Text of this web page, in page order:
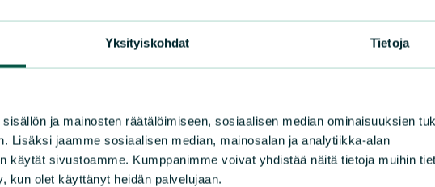
Yksityiskohdat Tietoja
ja mainosten räätälöimiseen, sosiaalisen median ominaisuuksien
Lisäksi jaamme sosiaalisen median, mainosalan ja analytiikka-alan
käytät sivustoamme. Kumppanimme voivat yhdistää näitä tietoja muihin
kun olet käyttänyt heidän palvelujaan.